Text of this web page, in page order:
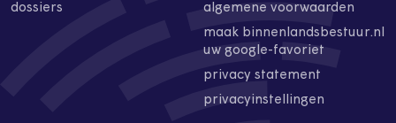
dossiers
algemene voorwaarden
maak binnenlandsbestuur.nl
uw google-favoriet
privacy statement
privacyinstellingen